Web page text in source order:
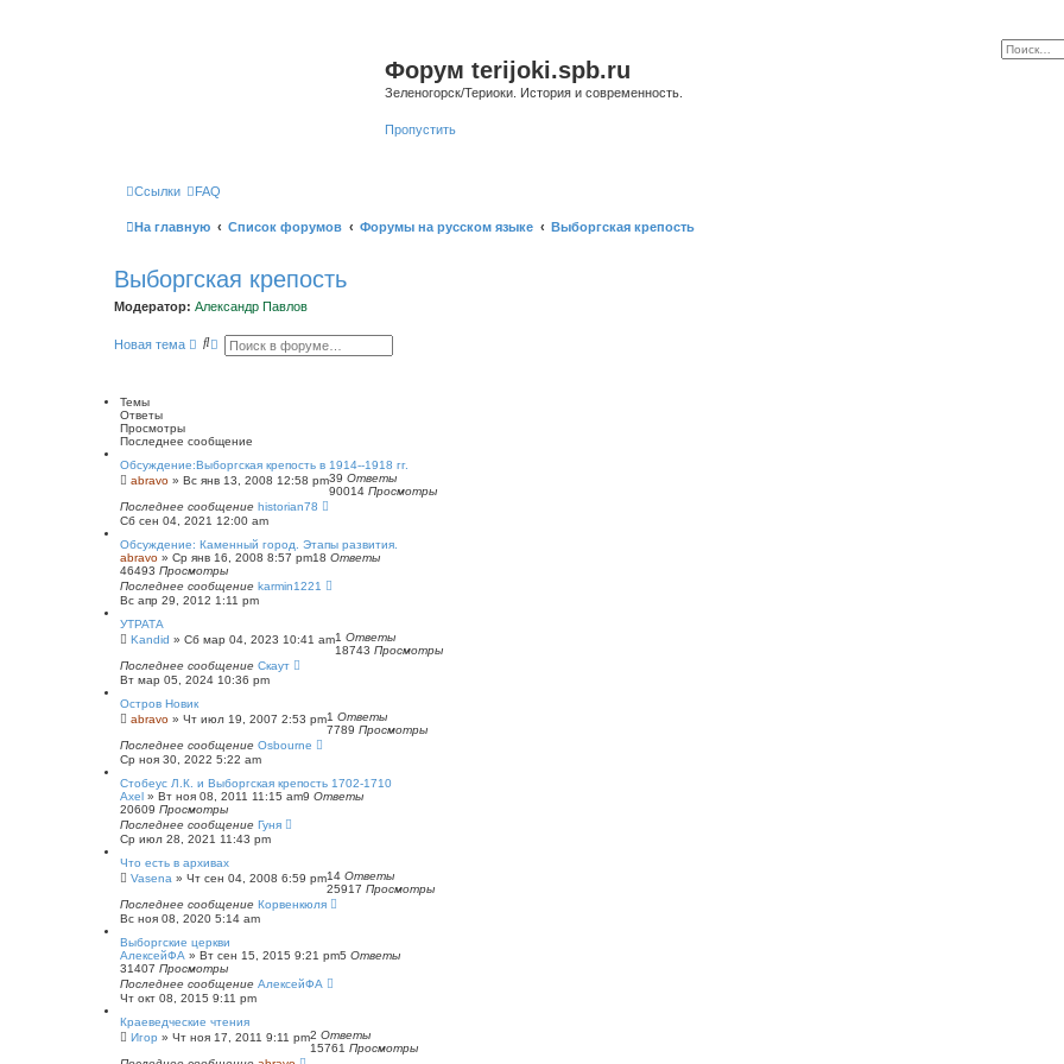
Форум terijoki.spb.ru
Зеленогорск/Териоки. История и современность.
Пропустить
Ссылки FAQ
На главную Список форумов Форумы на русском языке Выборгская крепость
Выборгская крепость
Модератор: Александр Павлов
Новая тема
П Р
н
ы
й
о
и
с
к
Темы
Ответы
Просмотры
Последнее сообщение
Обсуждение:Выборгская крепость в 1914--1918 гг.
abravo » Вс янв 13, 2008 12:58 pm39 Ответы
90014 Просмотры
Последнее сообщение historian78
Сб сен 04, 2021 12:00 am
Обсуждение: Каменный город. Этапы развития.
abravo » Ср янв 16, 2008 8:57 pm18 Ответы
46493 Просмотры
Последнее сообщение karmin1221
Вс апр 29, 2012 1:11 pm
УТРАТА
Kandid » Сб мар 04, 2023 10:41 am1 Ответы
18743 Просмотры
Последнее сообщение Скаут
Вт мар 05, 2024 10:36 pm
Остров Новик
abravo » Чт июл 19, 2007 2:53 pm1 Ответы
7789 Просмотры
Последнее сообщение Osbourne
Ср ноя 30, 2022 5:22 am
Стобеус Л.К. и Выборгская крепость 1702-1710
Axel » Вт ноя 08, 2011 11:15 am9 Ответы
20609 Просмотры
Последнее сообщение Гуня
Ср июл 28, 2021 11:43 pm
Что есть в архивах
Vasena » Чт сен 04, 2008 6:59 pm14 Ответы
25917 Просмотры
Последнее сообщение Корвенкюля
Вс ноя 08, 2020 5:14 am
Выборгские церкви
АлексейФА » Вт сен 15, 2015 9:21 pm5 Ответы
31407 Просмотры
Последнее сообщение АлексейФА
Чт окт 08, 2015 9:11 pm
Краеведческие чтения
Игор » Чт ноя 17, 2011 9:11 pm2 Ответы
15761 Просмотры